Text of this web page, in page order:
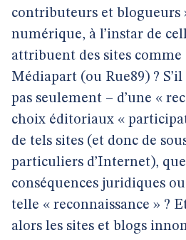
contributeurs et blogueurs
numérique, à l’instar de
attribuent des sites comme
Médiapart (ou Rue89) ? S’il
pas seulement – d’une «
choix éditoriaux «
de tels sites (et donc de
particuliers d’Internet),
conséquences juridiques
telle « reconnaissance » ?
alors les sites et blogs